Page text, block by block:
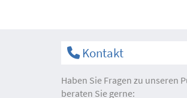
Kontakt
Haben Sie Fragen zu unseren
beraten Sie gerne: